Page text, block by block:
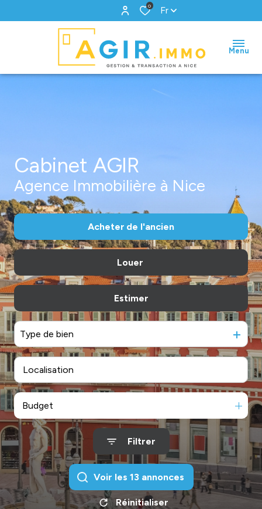
0 Fr
Menu
Cabinet AGIR
Agence Immobilière à Nice
Acheter de l'ancien
De l'immo pro
Louer
De l'immo pro
Estimer
Type de bien
Budget
Filtrer
Voir les 13 annonces
Réinitialiser